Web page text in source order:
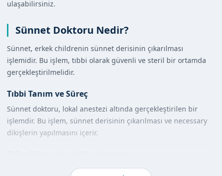
ulaşabilirsiniz.
Sünnet Doktoru Nedir?
Sünnet, erkek childrenin sünnet derisinin çıkarılması
işlemidir. Bu işlem, tıbbi olarak güvenli ve steril bir ortamda
gerçekleştirilmelidir.
Tıbbi Tanım ve Süreç
Sünnet doktoru, lokal anestezi altında gerçekleştirilen bir
işlemdir. Bu işlem, sünnet derisinin çıkarılması ve necessary
dikişlerin yapılmasını içerir.
Sünnet doktoru hizmeti, diğer yöntemlere göre daha güvenli